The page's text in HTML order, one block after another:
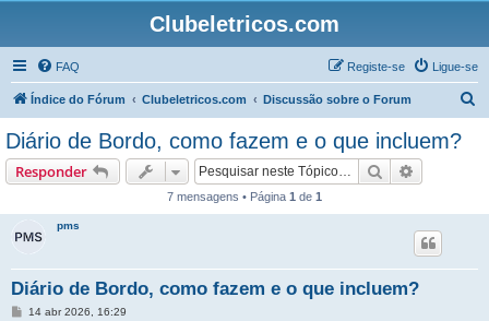
Clubeletricos.com
FAQ Ligue-se
Registe-se
Índice do Fórum Clubeletricos.com Discussão sobre o Forum
Diário de Bordo, como fazem e o que incluem?
Responder Pesquisar
7 mensagens • Página 1 de 1
pms
Diário de Bordo, como fazem e o que incluem?
M14 abr 2026, 16:29